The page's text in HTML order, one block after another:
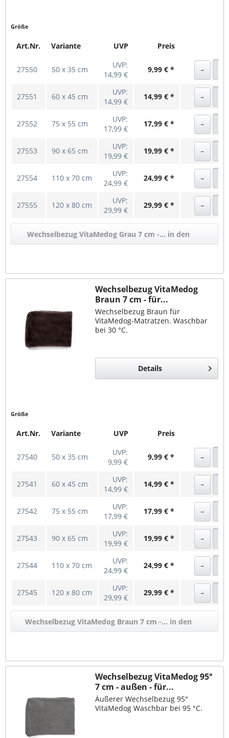
Größe
Art.Nr. Variante UVP Preis
27550 50 x 35 cm
UVP:
14,99 €
9,99 € *
27551 60 x 45 cm
UVP:
14,99 €
14,99 € *
27552 75 x 55 cm
UVP:
17,99 €
17,99 € *
27553 90 x 65 cm
UVP:
19,99 €
19,99 € *
27554 110 x 70 cm
UVP:
24,99 €
24,99 € *
27555 120 x 80 cm
UVP:
29,99 €
29,99 € *
Wechselbezug VitaMedog Grau 7 cm -... in den
Wechselbezug VitaMedog
Braun 7 cm - für...
Wechselbezug Braun für
VitaMedog-Matratzen. Waschbar
bei 30 °C.
Details
Größe
Art.Nr. Variante UVP Preis
27540 50 x 35 cm
UVP:
9,99 €
9,99 € *
27541 60 x 45 cm
UVP:
14,99 €
14,99 € *
27542 75 x 55 cm
UVP:
17,99 €
17,99 € *
27543 90 x 65 cm
UVP:
19,99 €
19,99 € *
27544 110 x 70 cm
UVP:
24,99 €
24,99 € *
27545 120 x 80 cm
UVP:
29,99 €
29,99 € *
Wechselbezug VitaMedog Braun 7 cm -... in den
Wechselbezug VitaMedog 95°
7 cm - außen - für...
Äußerer Wechselbezug 95°
VitaMedog Waschbar bei 95 °C.